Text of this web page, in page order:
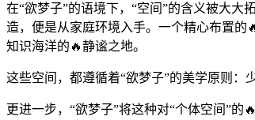
在“欲梦子”的语境下，“空间”的含义被大
造，便是从家庭环境入手。一个精心布置的
知识海洋的🔥静谧之地。
这些空间，都遵循着“欲梦子”的美学原则：
更进一步，“欲梦子”将这种对“个体空间”